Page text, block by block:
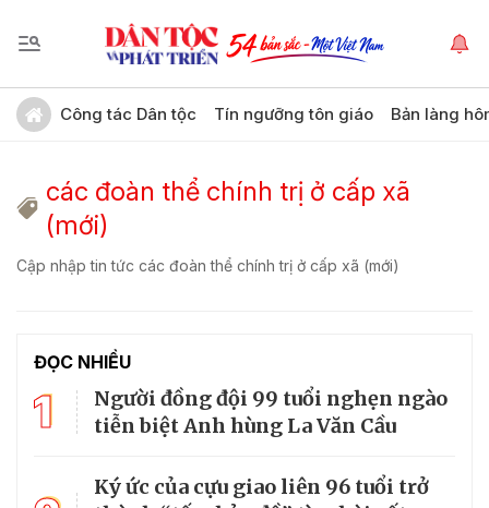
Công tác Dân tộc Tín ngưỡng tôn giáo Bản làng
các đoàn thể chính trị ở cấp xã
(mới)
Cập nhập tin tức các đoàn thể chính trị ở cấp xã (mới)
ĐỌC NHIỀU
1
Người đồng đội 99 tuổi nghẹn ngào
tiễn biệt Anh hùng La Văn Cầu
Ký ức của cựu giao liên 96 tuổi trở